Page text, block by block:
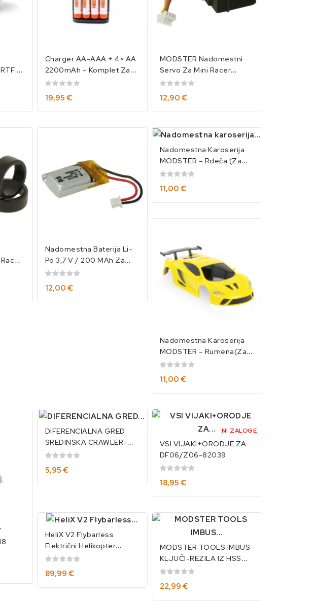
Z
Charger AA-AAA + 4× AA
2200mAh – Komplet Za
Vsak Dom!/MOD-10225
19,95 €
MODSTER Nadomestni
Servo Za Mini Racer
1/40/MOD12126
12,90 €
Nadomestna Baterija Li-
Po 3,7 V / 200 MAh Za
Mini Racer 1/40/MOD12127
12,00 €
Nadomestna Karoserija
MODSTER – Rdeča (za
Mini Racer
11,00 €
Nadomestna Karoserija
MODSTER – Rumena(za
Mini Racer
11,00 €
DIFERENCIALNA GRED
SREDINSKA CRAWLER-
MD10397
5,95 €
NI ZALOGE
VSI VIJAKI+ORODJE ZA
DF06/Z06-82039
18,95 €
HeliX V2 Flybarless
Električni Helikopter
RTF/MOD-12130
89,99 €
MODSTER TOOLS IMBUS
KLJUČI-REZILA IZ HSS
JEKLA,PREVLEČENO S
22,99 €